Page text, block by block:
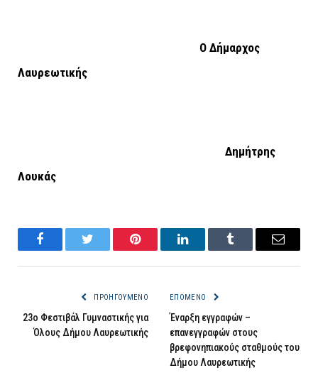
Ο Δήμαρχος
Λαυρεωτικής
Δημήτρης
Λουκάς
FacebookTwitter Pinterest LinkedInTumblr Email
ΠΡΟΗΓΟΎΜΕΝΟ
23ο Φεστιβάλ Γυμναστικής για
Όλους Δήμου Λαυρεωτικής
ΕΠΌΜΕΝΟ
Έναρξη εγγραφών –
επανεγγραφών στους
βρεφονηπιακούς σταθμούς του
Δήμου Λαυρεωτικής